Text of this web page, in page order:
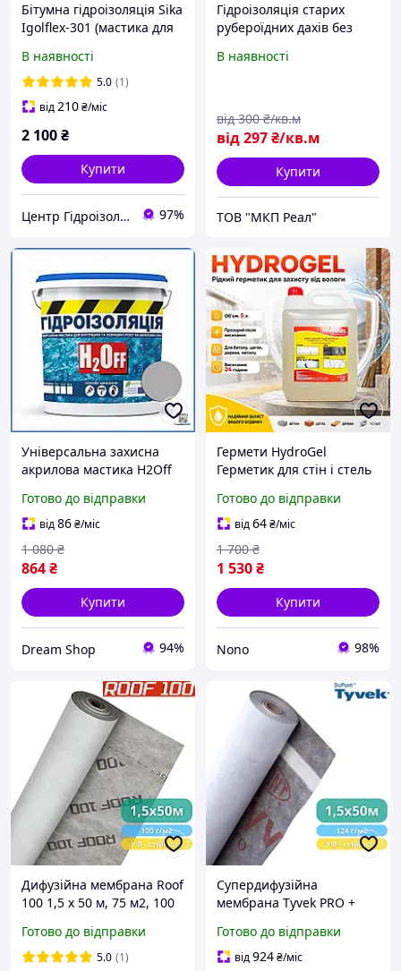
Бітумна гідроізоляція Sika
Igolflex-301 (мастика для
даху) 5 кг
В наявності
5.0 (1)
від210₴/міс
2 100₴
Купити
Центр Гідроізоляції 97%
Гідроізоляція старих
рубероїдних дахів без
покриття
В наявності
від297₴/кв.м
від 300 ₴/кв.м
Купити
ТОВ "МКП Реал"
Універсальна захисна
акрилова мастика H2Off
гідроізоляції даху та
фундаменту 3,6 кг шоп1
Готово до відправки
від86₴/міс
864₴
1 080 ₴
Купити
Dream Shop 94%
Гермети HydroGel
Герметик для стін і стель
Герметик для усунення
пошкоджень даху та
покрівлі
Готово до відправки
від64₴/міс
1 530₴
1 700 ₴
Купити
Nono 98%
Дифузійна мембрана Roof
100 1,5 х 50 м, 75 м2, 100
кольору - дах, фасад,
гідроізоляція,
Готово до відправки
5.0 (1)
Супердифузійна
мембрана Tyvek PRO +
г/м2, з клейкою стрічкою,
біла - для даху, фасаду,
Готово до відправки
від924₴/міс